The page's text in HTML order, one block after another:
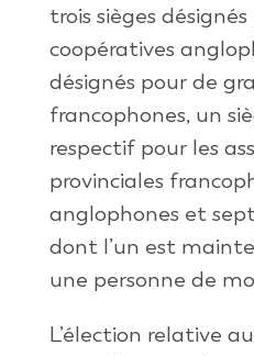
trois sièges
coopératives
désignés pour de
francophones, un
respectif pour les
provinciales
anglophones et
dont l’un est
une personne de
L’élection relative